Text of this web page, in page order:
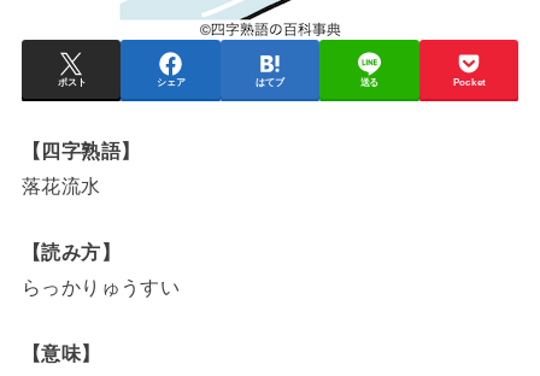
ポスト シェア はてブ 送る Pocket
【四字熟語】
落花流水
【読み方】
らっかりゅうすい
【意味】